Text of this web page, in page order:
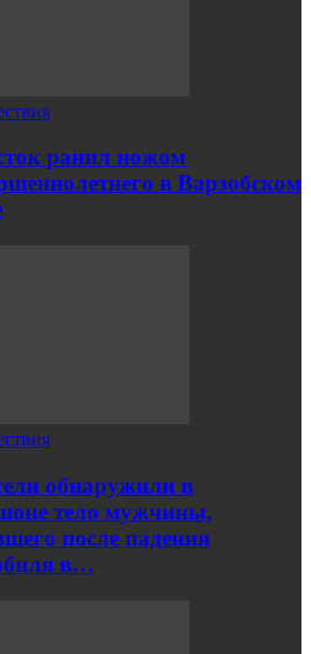
ранил ножом
в Варзобском
обнаружили в
тело мужчины,
после падения
в…